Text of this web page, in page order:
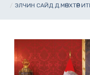
ЭЛЧИН САЙД Д.МӨНХТӨР